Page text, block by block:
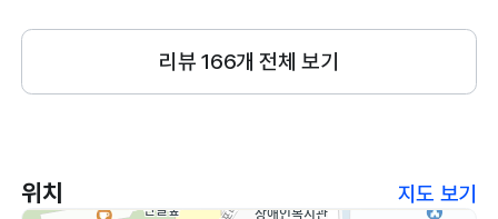
리뷰166개 전체 보기
위치 지도 보기